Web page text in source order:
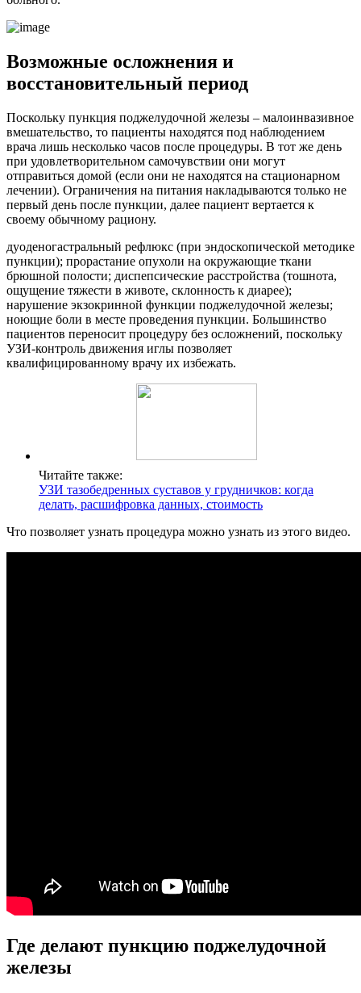
Возможные осложнения и
восстановительный период
Поскольку пункция поджелудочной железы – малоинвазивное
вмешательство, то пациенты находятся под наблюдением
врача лишь несколько часов после процедуры. В тот же день
при удовлетворительном самочувствии они могут
отправиться домой (если они не находятся на стационарном
лечении). Ограничения на питания накладываются только не
первый день после пункции, далее пациент вертается к
своему обычному рациону.
дуоденогастральный рефлюкс (при эндоскопической методике
пункции); прорастание опухоли на окружающие ткани
брюшной полости; диспепсические расстройства (тошнота,
ощущение тяжести в животе, склонность к диарее);
нарушение экзокринной функции поджелудочной железы;
ноющие боли в месте проведения пункции. Большинство
пациентов переносит процедуру без осложнений, поскольку
УЗИ-контроль движения иглы позволяет
квалифицированному врачу их избежать.
Читайте также:
УЗИ тазобедренных суставов у грудничков: когда
делать, расшифровка данных, стоимость
Что позволяет узнать процедура можно узнать из этого видео.
Где делают пункцию поджелудочной
железы